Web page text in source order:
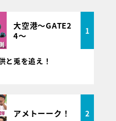
大空港～GATE2
4～
1
と兎を追え！
アメトーーク！ 2